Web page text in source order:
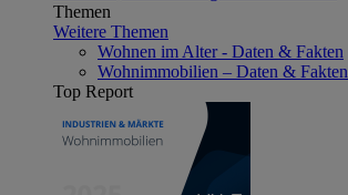
Themen
Weitere Themen
Wohnen im Alter - Daten & Fakten
Wohnimmobilien – Daten & Fakten
Top Report